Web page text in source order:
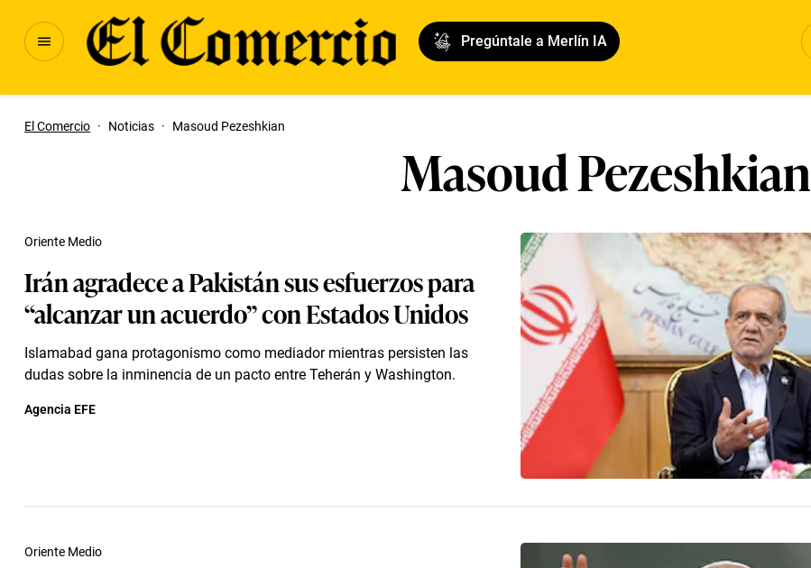
Pregúntale a Merlín IA
El Comercio · Noticias · Masoud Pezeshkian
Masoud Pezeshkian
Irán agradece a Pakistán sus esfuerzos para
“alcanzar un acuerdo” con Estados Unidos
Islamabad gana protagonismo como mediador mientras persisten las
dudas sobre la inminencia de un pacto entre Teherán y Washington.
Oriente Medio
Agencia EFE
Oriente Medio